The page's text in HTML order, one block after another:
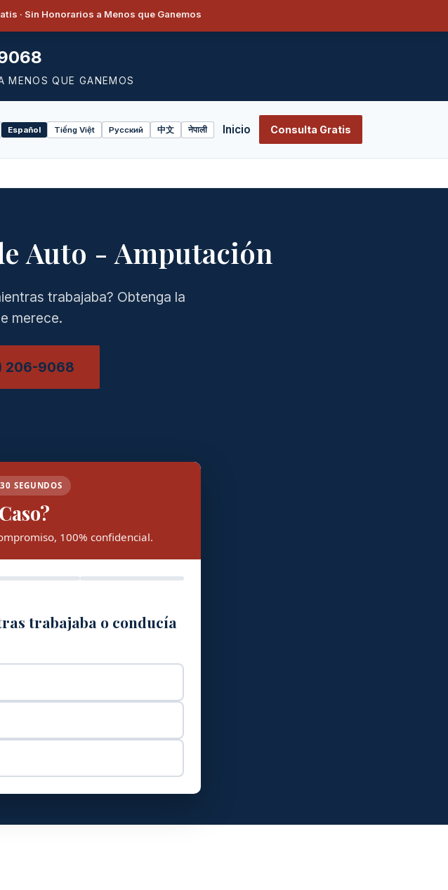
· Sin Honorarios a Menos que Ganemos
MENOS QUE GANEMOS
Español Tiếng Việt Русский 中文 नेपाली Inicio Consulta Gratis
Auto - Amputación
trabajaba? Obtenga la
merece.
206-9068
SEGUNDOS
100% confidencial.
trabajaba o conducía